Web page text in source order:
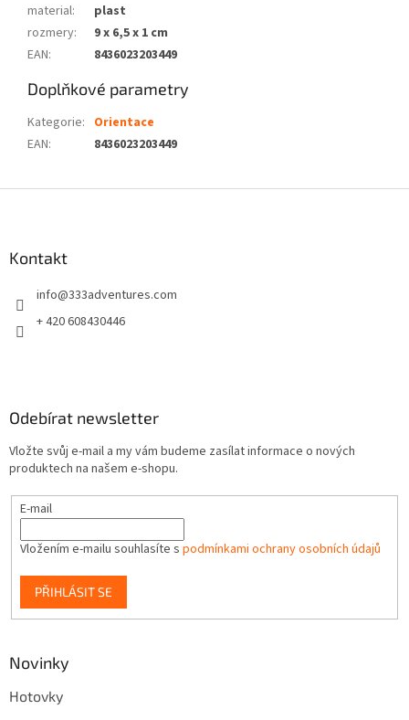
material:
plast
rozmery:
9 x 6,5 x 1 cm
EAN: 8436023203449
Doplňkové parametry
Kategorie: Orientace
EAN: 8436023203449
Kontakt
info@333adventures.com
+ 420 608430446
Odebírat newsletter
Vložte svůj e-mail a my vám budeme zasílat informace o nových
produktech na našem e-shopu.
E-mail
Vložením e-mailu souhlasíte s podmínkami ochrany osobních údajů
PŘIHLÁSIT SE
Novinky
Hotovky